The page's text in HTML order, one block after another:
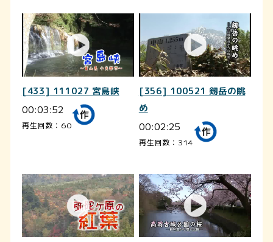
[433] 111027 宮島峡
00:03:52
再生回数：60
[356] 100521 剱岳の眺
め
00:02:25
再生回数：314